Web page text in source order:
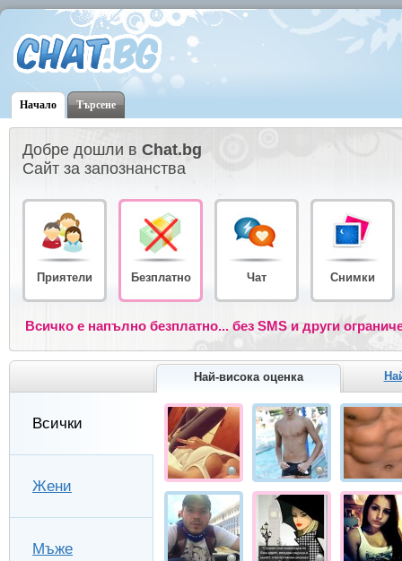
Начало Търсене
Добре дошли в Chat.bg
Сайт за запознанства
Приятели Безплатно
Всичко е напълно безплатно... без SMS и други
Чат Снимки
Най-висока оценка
Всички
Жени
Мъже